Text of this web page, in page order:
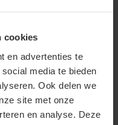
cookies
en advertenties te
media te bieden
Ook delen we
site met onze
en analyse. Deze
en blauwzwarte
de plant ook wel
bessen die in het